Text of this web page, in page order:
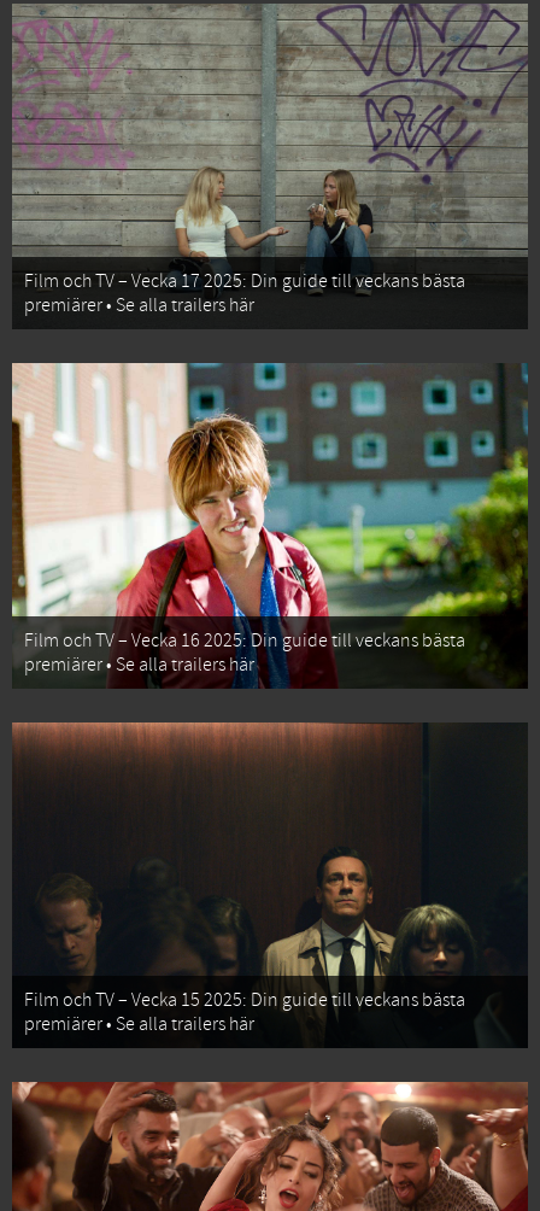
Film och TV – Vecka 17 2025: Din guide till veckans bästa
premiärer • Se alla trailers här
Film och TV – Vecka 16 2025: Din guide till veckans bästa
premiärer • Se alla trailers här
Film och TV – Vecka 15 2025: Din guide till veckans bästa
premiärer • Se alla trailers här